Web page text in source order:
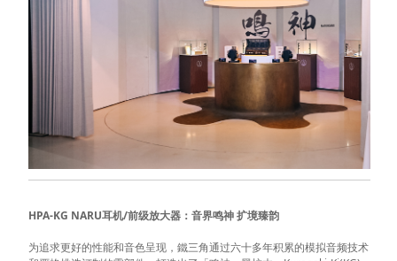
HPA-KG NARU耳机/前级放大器：音界鸣神 扩境臻韵
为追求更好的性能和音色呈现，鐵三角通过六十多年积累的模拟音频技术